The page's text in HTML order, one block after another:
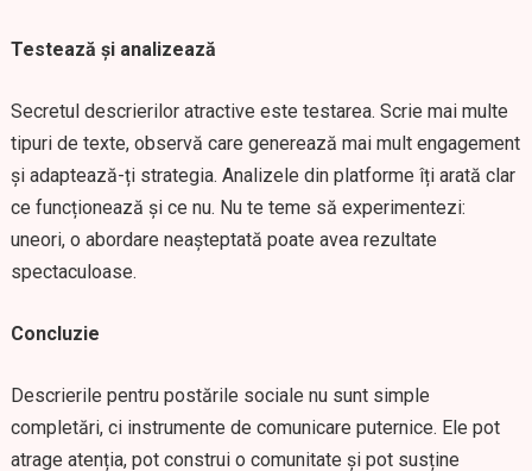
Testează și analizează
Secretul descrierilor atractive este testarea. Scrie mai multe
tipuri de texte, observă care generează mai mult engagement
și adaptează-ți strategia. Analizele din platforme îți arată clar
ce funcționează și ce nu. Nu te teme să experimentezi:
uneori, o abordare neașteptată poate avea rezultate
spectaculoase.
Concluzie
Descrierile pentru postările sociale nu sunt simple
completări, ci instrumente de comunicare puternice. Ele pot
atrage atenția, pot construi o comunitate și pot susține